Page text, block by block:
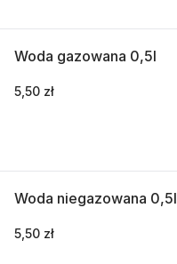
Woda gazowana 0,5l
5,50 zł
Woda niegazowana 0,5l
5,50 zł